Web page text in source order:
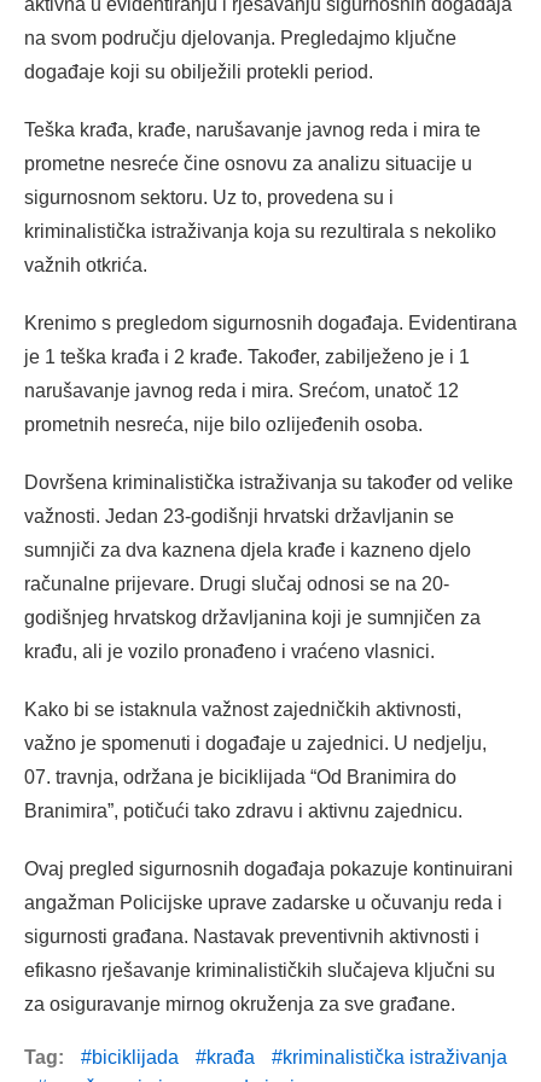
na svom području djelovanja. Pregledajmo ključne
događaje koji su obilježili protekli period.
Teška krađa, krađe, narušavanje javnog reda i mira te
prometne nesreće čine osnovu za analizu situacije u
sigurnosnom sektoru. Uz to, provedena su i
kriminalistička istraživanja koja su rezultirala s nekoliko
važnih otkrića.
Krenimo s pregledom sigurnosnih događaja. Evidentirana
je 1 teška krađa i 2 krađe. Također, zabilježeno je i 1
narušavanje javnog reda i mira. Srećom, unatoč 12
prometnih nesreća, nije bilo ozlijeđenih osoba.
Dovršena kriminalistička istraživanja su također od velike
važnosti. Jedan 23-godišnji hrvatski državljanin se
sumnjiči za dva kaznena djela krađe i kazneno djelo
računalne prijevare. Drugi slučaj odnosi se na 20-
godišnjeg hrvatskog državljanina koji je sumnjičen za
krađu, ali je vozilo pronađeno i vraćeno vlasnici.
Kako bi se istaknula važnost zajedničkih aktivnosti,
važno je spomenuti i događaje u zajednici. U nedjelju,
07. travnja, održana je biciklijada “Od Branimira do
Branimira”, potičući tako zdravu i aktivnu zajednicu.
Ovaj pregled sigurnosnih događaja pokazuje kontinuirani
angažman Policijske uprave zadarske u očuvanju reda i
sigurnosti građana. Nastavak preventivnih aktivnosti i
efikasno rješavanje kriminalističkih slučajeva ključni su
za osiguravanje mirnog okruženja za sve građane.
Tag: biciklijada krađa
kriminalistička istraživanja